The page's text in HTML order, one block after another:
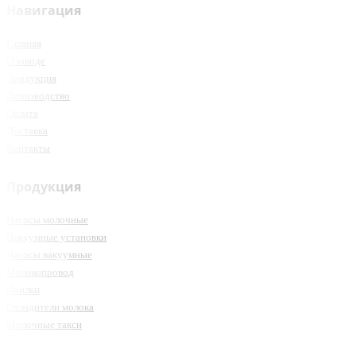
Навигация
Главная
О заводе
Продукция
Производство
Доставка
Контакты
Продукция
Насосы молочные
Вакуумные установки
Насосы вакуумные
Молокопровод
Охладители молока
Молочные такси